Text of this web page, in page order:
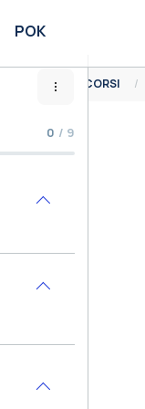
0 / 9
POK
CORSI